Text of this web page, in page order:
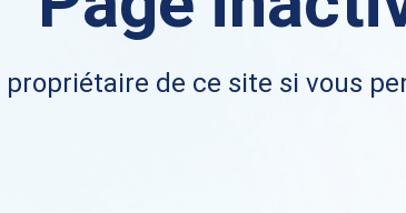
de ce site si vous